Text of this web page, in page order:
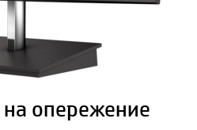
на опережение